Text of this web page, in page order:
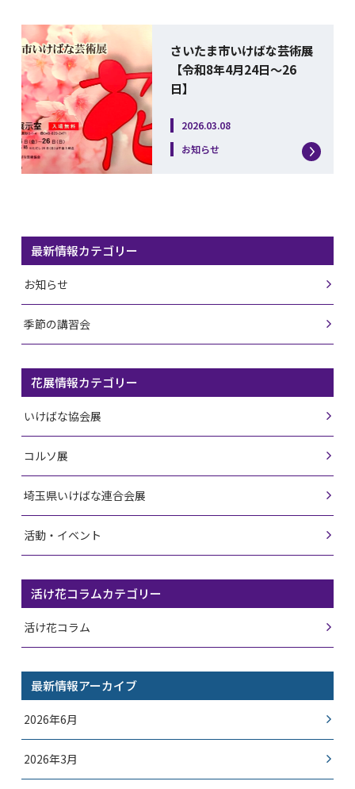
さいたま市いけばな芸術展
【令和8年4月24日〜26
日】
2026.03.08
お知らせ
最新情報カテゴリー
お知らせ
季節の講習会
花展情報カテゴリー
いけばな協会展
コルソ展
埼玉県いけばな連合会展
活動・イベント
活け花コラムカテゴリー
活け花コラム
最新情報アーカイブ
2026年6月
2026年3月